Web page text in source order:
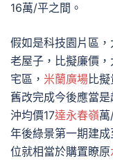
16萬/平之間。
假如是科技園片區
老屋子，比擬廉價
宅區， 米蘭廣場比
舊改完成今後應當
沖均價17達永春嶺
年後綠景第一期建
位就相當於購置瞭原